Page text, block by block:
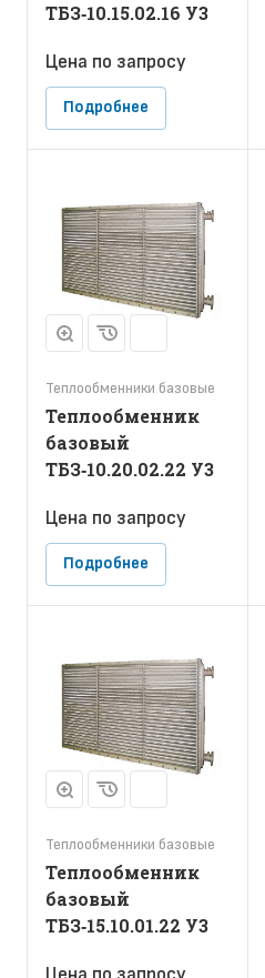
ТБЗ‑10.15.02.16 У3
Цена по запросу
Подробнее
Теплообменники базовые
Теплообменник
базовый
ТБЗ‑10.20.02.22 У3
Цена по запросу
Подробнее
Теплообменники базовые
Теплообменник
базовый
ТБЗ‑15.10.01.22 У3